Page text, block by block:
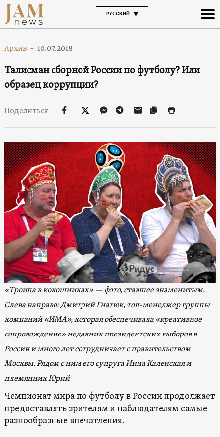
РУССКИЙ
Архив - 10.07.2018
Талисман сборной России по футболу? Или
образец коррупции?
Поделиться
«Троица в кокошниках» — фото, ставшее знаменитым.
Слева направо: Дмитрий Гнатюк, топ-менеджер группы
компаний «ИМА», которая обеспечивала «креативное
сопровождение» недавних президентских выборов в
России и много лет сотрудничает с правительством
Москвы. Рядом с ним его супруга Инна Каленская и
племянник Юрий
Чемпионат мира по футболу в России продолжает
предоставлять зрителям и наблюдателям самые
разнообразные впечатления.